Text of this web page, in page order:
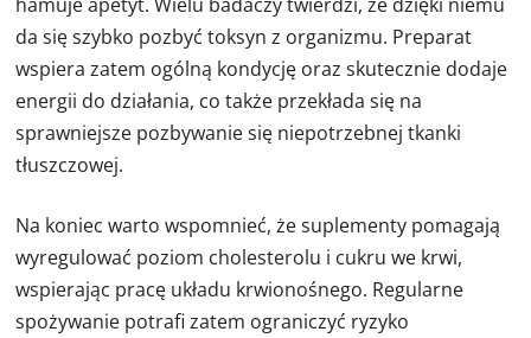
da się szybko pozbyć toksyn z organizmu. Preparat
wspiera zatem ogólną kondycję oraz skutecznie dodaje
energii do działania, co także przekłada się na
sprawniejsze pozbywanie się niepotrzebnej tkanki
tłuszczowej.
Na koniec warto wspomnieć, że suplementy pomagają
wyregulować poziom cholesterolu i cukru we krwi,
wspierając pracę układu krwionośnego. Regularne
spożywanie potrafi zatem ograniczyć ryzyko